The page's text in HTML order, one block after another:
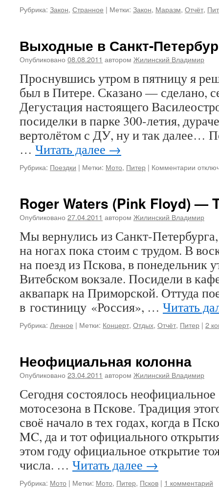
Рубрика: Закон, Странное | Метки: Закон, Маразм, Отчёт,
Выходные в Санкт-
Опубликовано 08.08.2011 автором Жилинский Владимир
Проснувшись утром в пятницу я
был в Питере. Сказано — сделано,
Дегустация настоящего
посиделки в парке 300-летия,
вертолётом с ДУ, ну и так далее…
… Читать далее →
Рубрика: Поездки | Метки: Мото, Питер | Комментарии к
Санкт-
Roger Waters (Pink Floyd) —
Опубликовано 27.04.2011 автором Жилинский Владимир
Мы вернулись из Санкт-
на ногах пока стоим с трудом. В
на поезд из Пскова, в понедельник
Витебском вокзале. Посидели в
аквапарк на Приморской. Оттуда
в гостиницу «Россия», … Читать
Рубрика: Личное | Метки: Концерт, Отдых, Отчёт, Питер | 2
Неофициальная колонна
Опубликовано 23.04.2011 автором Жилинский Владимир
Сегодня состоялось
мотосезона в Пскове. Традиция
своё начало в тех годах, когда в
MC, да и тот официального
этом году официальное открытие
числа. … Читать далее →
Рубрика: Мото | Метки: Мото, Питер, Псков | 1 комментарий